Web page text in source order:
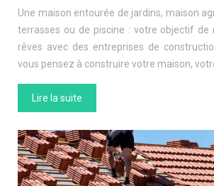
Une maison entourée de jardins, maison
terrasses ou de piscine : votre objectif de
rêves avec des entreprises de
vous pensez à construire votre maison,
Lire la suite